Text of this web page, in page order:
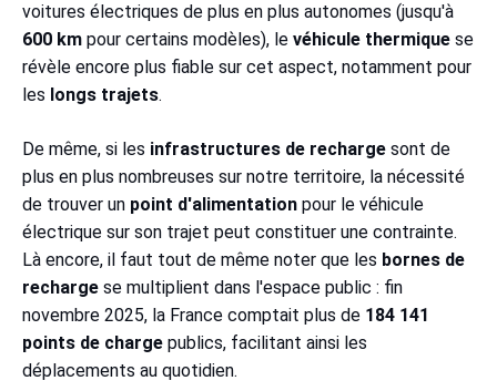
voitures électriques de plus en plus autonomes (jusqu'à
600 km pour certains modèles), le véhicule thermique se
révèle encore plus fiable sur cet aspect, notamment pour
les longs trajets.
De même, si les infrastructures de recharge sont de
plus en plus nombreuses sur notre territoire, la nécessité
de trouver un point d'alimentation pour le véhicule
électrique sur son trajet peut constituer une contrainte.
Là encore, il faut tout de même noter que les bornes de
recharge se multiplient dans l'espace public : fin
novembre 2025, la France comptait plus de 184 141
points de charge publics, facilitant ainsi les
déplacements au quotidien.